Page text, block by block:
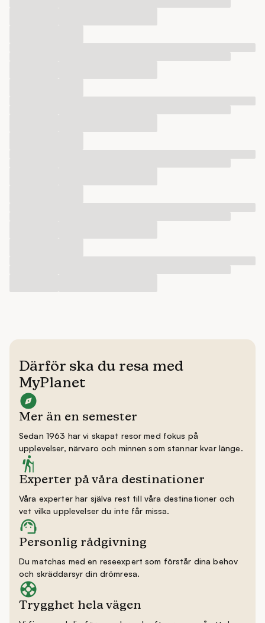
Därför ska du resa med
MyPlanet
Mer än en semester
Sedan 1963 har vi skapat resor med fokus på
upplevelser, närvaro och minnen som stannar kvar länge.
Experter på våra destinationer
Våra experter har själva rest till våra destinationer och
vet vilka upplevelser du inte får missa.
Personlig rådgivning
Du matchas med en reseexpert som förstår dina behov
och skräddarsyr din drömresa.
Trygghet hela vägen